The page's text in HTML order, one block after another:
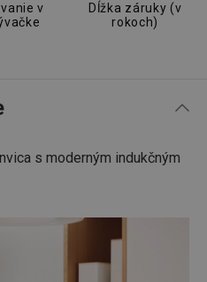
v
Dĺžka záruky (v
rokoch)
s moderným indukčným